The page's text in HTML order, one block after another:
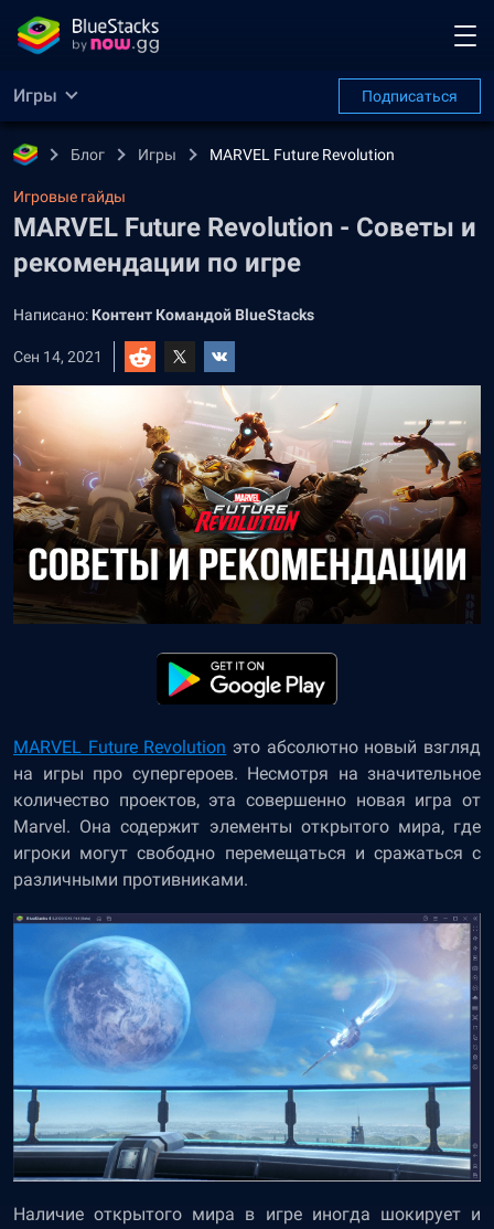
Игры Подписаться
Блог Игры MARVEL Future Revolution
Игровые гайды
MARVEL Future Revolution - Советы и
рекомендации по игре
Написано: Контент Командой BlueStacks
Сен 14, 2021
MARVEL Future Revolution это абсолютно новый взгляд
на игры про супергероев. Несмотря на значительное
количество проектов, эта совершенно новая игра от
Marvel. Она содержит элементы открытого мира, где
игроки могут свободно перемещаться и сражаться с
различными противниками.
Наличие открытого мира в игре иногда шокирует и